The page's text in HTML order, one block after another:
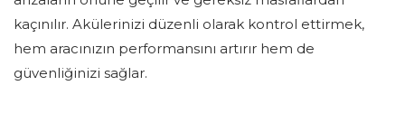
kaçınılır. Akülerinizi düzenli olarak kontrol ettirmek,
hem aracınızın performansını artırır hem de
güvenliğinizi sağlar.